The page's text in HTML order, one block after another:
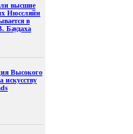
высшие
Нюссляйн
в
Баудаха
Высокого
искусству